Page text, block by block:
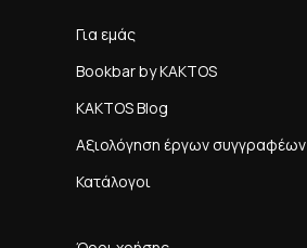
Για εμάς
Bookbar by KAKTOS
KAKTOS Blog
Αξιολόγηση έργων συγγραφέων
Κατάλογοι